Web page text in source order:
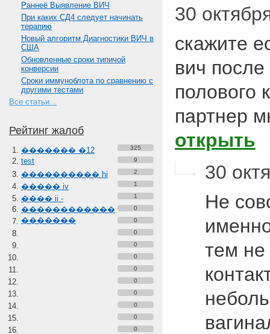
Paннеё Выявление ВИЧ
При каких СД4 следует начинать
терапию
Новый алгоритм Диагностики ВИЧ в
США
Обновленные сроки типичой
конверсии
Сроки иммуноблота по сравнению с
другими тестами
Все статьи...
Рейтинг жалоб
������� �12 325
test 9
���������� hi 2
����� iv 1
���� ii -
������������
�������
1
0
0
0
0
0
0
0
0
0
0
0
30
скажите
вич
полового
партнер
открыть
30
Не
тем